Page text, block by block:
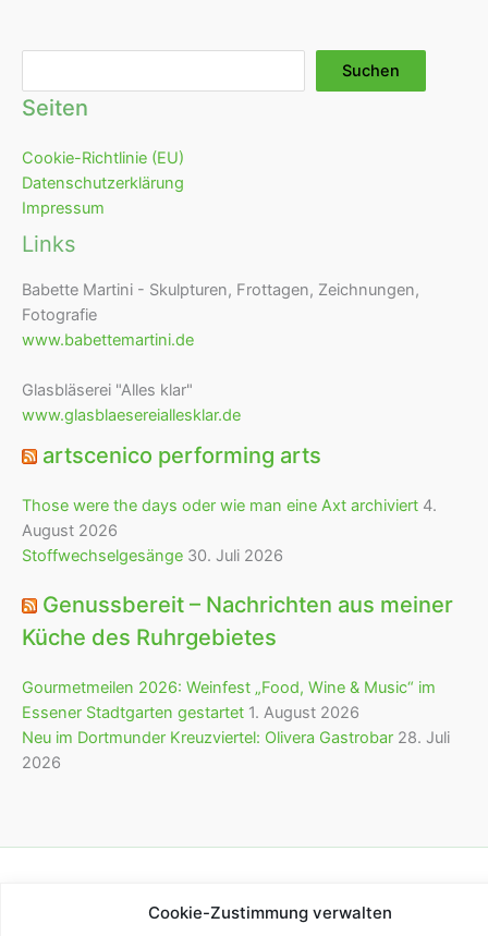
Cookie-Zustimmung verwalten
Suchen
Seiten
Cookie-Richtlinie (EU)
Datenschutzerklärung
Impressum
Links
Babette Martini - Skulpturen, Frottagen, Zeichnungen,
Fotografie
www.babettemartini.de
Glasbläserei "Alles klar"
www.glasblaesereiallesklar.de
artscenico performing arts
Those were the days oder wie man eine Axt archiviert 4.
August 2026
Stoffwechselgesänge 30. Juli 2026
Genussbereit – Nachrichten aus meiner
Küche des Ruhrgebietes
Gourmetmeilen 2026: Weinfest „Food, Wine & Music“ im
Essener Stadtgarten gestartet 1. August 2026
Neu im Dortmunder Kreuzviertel: Olivera Gastrobar 28. Juli
2026